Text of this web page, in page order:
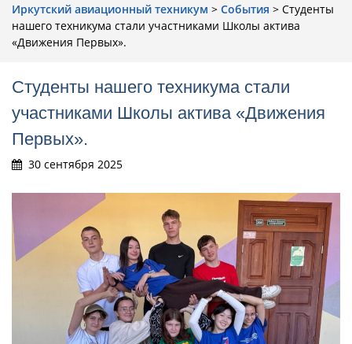
Иркутский авиационный техникум > События > Студенты
нашего техникума стали участниками Школы актива
«Движения Первых».
Студенты нашего техникума стали
участниками Школы актива «Движения
Первых».
30 сентября 2025